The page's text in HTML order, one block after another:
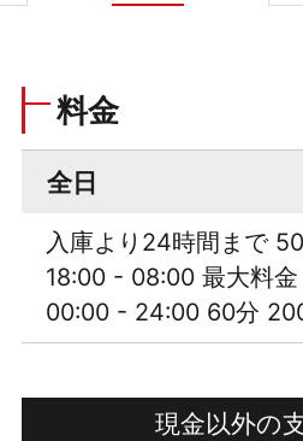
料金
全日
入庫より24時間まで
18:00 - 08:00 最大料
00:00 - 24:00 60分
現金以外の